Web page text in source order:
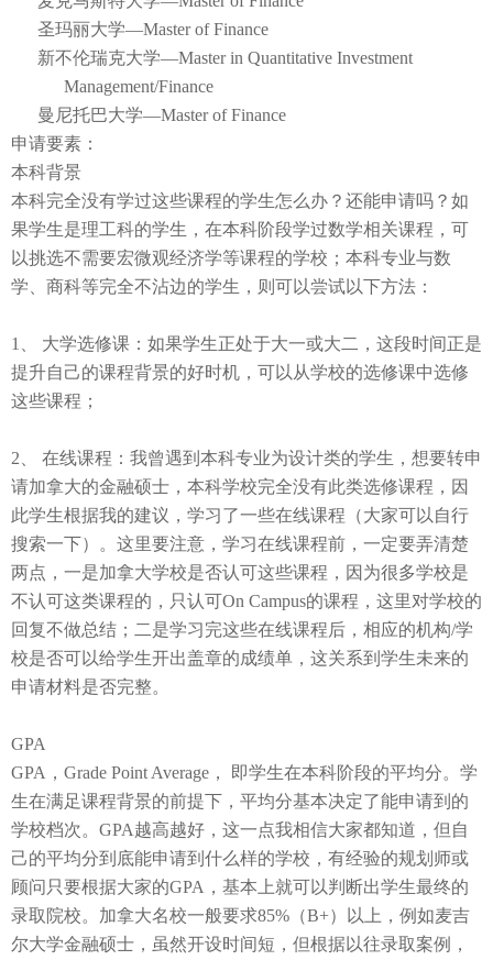
圣玛丽大学—Master of Finance
新不伦瑞克大学—Master in Quantitative Investment
Management/Finance
曼尼托巴大学—Master of Finance
申请要素：
本科背景
本科完全没有学过这些课程的学生怎么办？还能申请吗？如
果学生是理工科的学生，在本科阶段学过数学相关课程，可
以挑选不需要宏微观经济学等课程的学校；本科专业与数
学、商科等完全不沾边的学生，则可以尝试以下方法：
1
、 大学选修课：如果学生正处于大一或大二，这段时间正是
提升自己的课程背景的好时机，可以从学校的选修课中选修
这些课程；
2 、 在线课程：我曾遇到本科专业为设计类的学生，想要转申
请加拿大的金融硕士，本科学校完全没有此类选修课程，因
此学生根据我的建议，学习了一些在线课程（大家可以自行
搜索一下）。这里要注意，学习在线课程前，一定要弄清楚
两点，一是加拿大学校是否认可这些课程，因为很多学校是
不认可这类课程的，只认可On Campus的课程，这里对学校的
回复不做总结；二是学习完这些在线课程后，相应的机构/学
校是否可以给学生开出盖章的成绩单，这关系到学生未来的
申请材料是否完整。
GPA
GPA ， Grade Point Average ， 即学生在本科阶段的平均分。学
生在满足课程背景的前提下，平均分基本决定了能申请到的
学校档次。 GPA越高越好，这一点我相信大家都知道，但自
己的平均分到底能申请到什么样的学校，有经验的规划师或
顾问只要根据大家的GPA ，基本上就可以判断出学生最终的
录取院校。加拿大名校一般要求85% （B+）以上，例如麦吉
尔大学金融硕士，虽然开设时间短，但根据以往录取案例，